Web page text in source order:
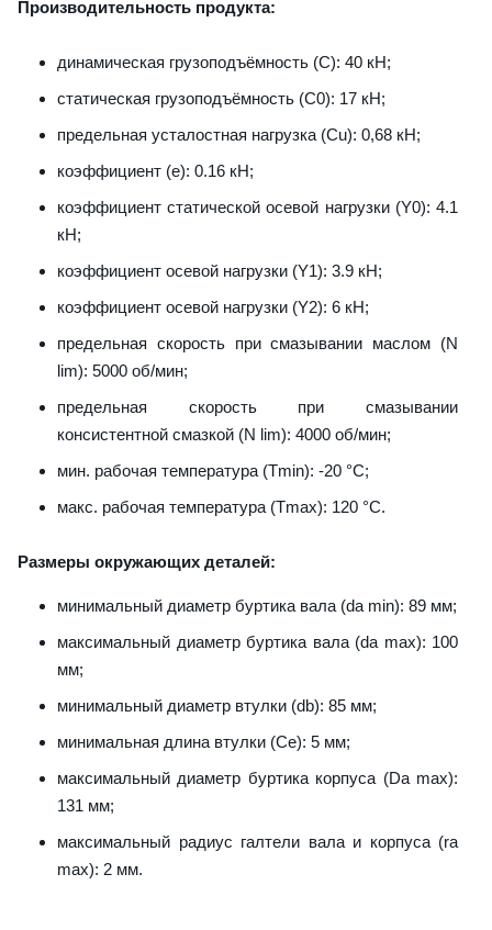
Производительность продукта:
динамическая грузоподъёмность (C): 40 кН;
статическая грузоподъёмность (C0): 17 кН;
предельная усталостная нагрузка (Cu): 0,68 кН;
коэффициент (е): 0.16 кН;
коэффициент статической осевой нагрузки (Y0): 4.1
кН;
коэффициент осевой нагрузки (Y1): 3.9 кН;
коэффициент осевой нагрузки (Y2): 6 кН;
предельная скорость при смазывании маслом (N
lim): 5000 об/мин;
предельная скорость при смазывании
консистентной смазкой (N lim): 4000 об/мин;
мин. рабочая температура (Tmin): -20 °C;
макс. рабочая температура (Tmax): 120 °C.
Размеры окружающих деталей:
минимальный диаметр буртика вала (da min): 89 мм;
максимальный диаметр буртика вала (da max): 100
мм;
минимальный диаметр втулки (db): 85 мм;
минимальная длина втулки (Ce): 5 мм;
максимальный диаметр буртика корпуса (Da max):
131 мм;
максимальный радиус галтели вала и корпуса (ra
max): 2 мм.